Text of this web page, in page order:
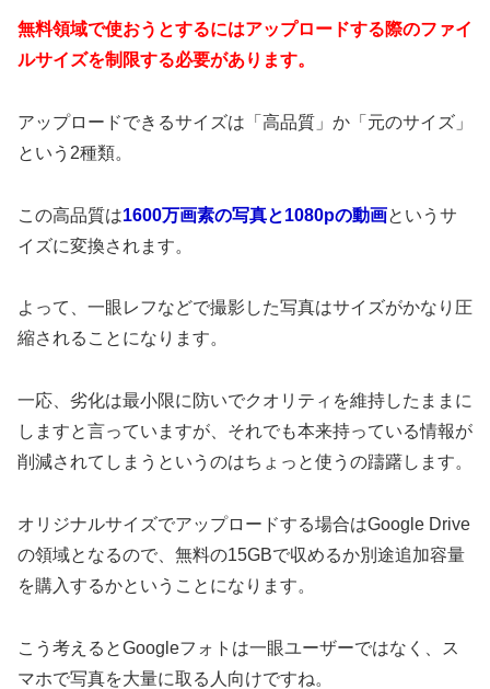
無料領域で使おうとするにはアップロードする際のファイ
ルサイズを制限する必要があります。
アップロードできるサイズは「高品質」か「元のサイズ」
という2種類。
この高品質は1600万画素の写真と1080pの動画というサ
イズに変換されます。
よって、一眼レフなどで撮影した写真はサイズがかなり圧
縮されることになります。
一応、劣化は最小限に防いでクオリティを維持したままに
しますと言っていますが、それでも本来持っている情報が
削減されてしまうというのはちょっと使うの躊躇します。
オリジナルサイズでアップロードする場合はGoogle Drive
の領域となるので、無料の15GBで収めるか別途追加容量
を購入するかということになります。
こう考えるとGoogleフォトは一眼ユーザーではなく、ス
マホで写真を大量に取る人向けですね。